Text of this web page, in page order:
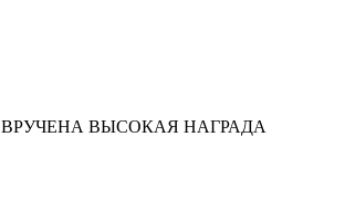
ВРУЧЕНА ВЫСОКАЯ НАГРАДА